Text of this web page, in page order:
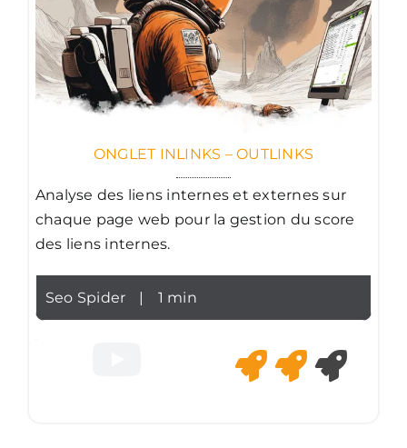
ONGLET INLINKS – OUTLINKS
Analyse des liens internes et externes sur
chaque page web pour la gestion du score
des liens internes.
Seo Spider | 1 min